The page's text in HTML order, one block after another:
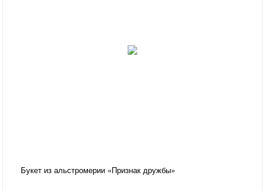
Букет из альстромерии «Признак дружбы»